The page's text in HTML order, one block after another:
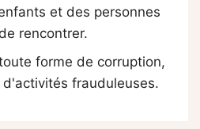
et des personnes
rencontrer.
forme de corruption,
frauduleuses.